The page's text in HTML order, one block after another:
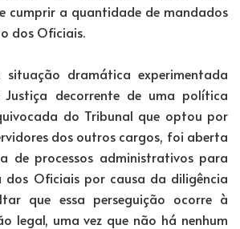
cumprir a quantidade de mandados
dos Oficiais.
situação dramática experimentada
decorrente de uma política
do Tribunal que optou por
dos outros cargos, foi aberta
de processos administrativos para
Oficiais por causa da diligência
que essa perseguição ocorre à
legal, uma vez que não há nenhum